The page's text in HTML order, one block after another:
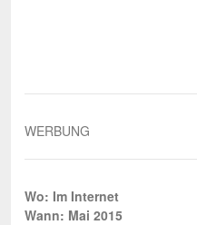
WERBUNG
Wo: Im Internet
Wann: Mai 2015